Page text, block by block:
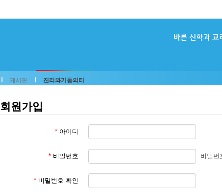
게시판 진리와기둥의터
회원가입
* 아이디
* 비밀번호 비밀번
* 비밀번호 확인